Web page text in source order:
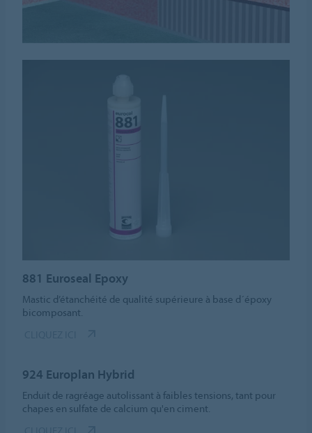
881 Euroseal Epoxy
Mastic d’étanchéité de qualité supérieure à base d´époxy
bicomposant.
924 Europlan Hybrid
Enduit de ragréage autolissant à faibles tensions, tant pour
chapes en sulfate de calcium qu'en ciment.